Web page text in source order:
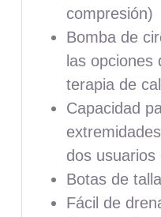
compresión)
Bomba de
las opciones
terapia de
Capacidad
dos usuarios
Botas de
Fácil de